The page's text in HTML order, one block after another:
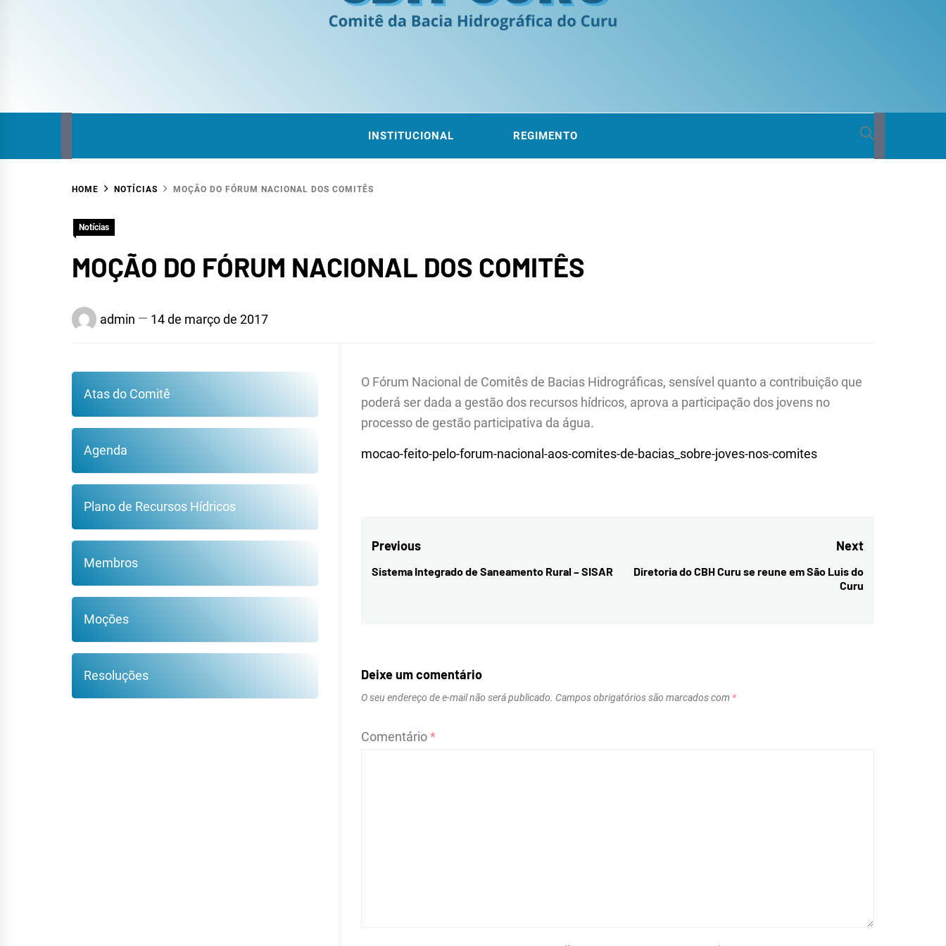
COMITÊ DA BACIA
HIDROGRÁFICA DO
CURU
INSTITUCIONAL REGIMENTO
HOME NOTÍCIAS MOÇÃO DO FÓRUM NACIONAL DOS COMITÊS
Notícias
MOÇÃO DO FÓRUM NACIONAL DOS COMITÊS
admin 14 de março de 2017
O Fórum Nacional de Comitês de Bacias Hidrográficas, sensível quanto a contribuição que
poderá ser dada a gestão dos recursos hídricos, aprova a participação dos jovens no
processo de gestão participativa da água.
mocao-feito-pelo-forum-nacional-aos-comites-de-bacias_sobre-joves-nos-comites
Navegação
de
Previous
Previous
Sistema Integrado de Saneamento Rural – SISAR
Next
Next
Diretoria do CBH Curu se reune em São Luis do
Curu
Deixe um comentário
O seu endereço de e-mail não será publicado. Campos obrigatórios são marcados com *
Comentário*
Atas do Comitê
Agenda
Plano de Recursos Hídricos
Membros
Moções
Resoluções